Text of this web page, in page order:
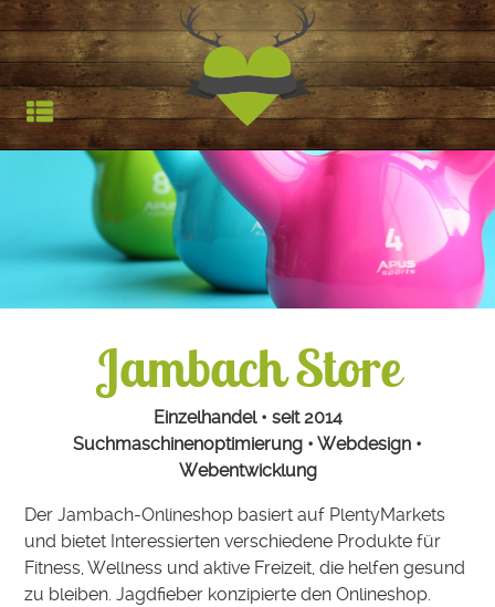
Jagdfieber |
HOCHSTAND
STARTSEITE
TROPHÄEN
REFERENZEN
Jambach Store
Einzelhandel • seit 2014
Suchmaschinenoptimierung • Webdesign •
Webentwicklung
Der Jambach-Onlineshop basiert auf PlentyMarkets
und bietet Interessierten verschiedene Produkte für
Fitness, Wellness und aktive Freizeit, die helfen gesund
zu bleiben. Jagdfieber konzipierte den Onlineshop.